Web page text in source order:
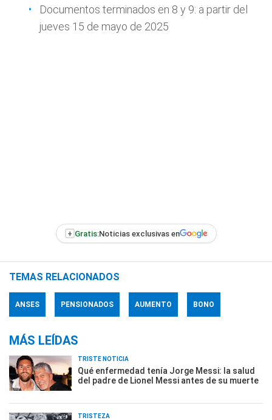
Documentos terminados en 8 y 9: a partir del
jueves 15 de mayo de 2025
+ Gratis:Noticias exclusivas en
TEMAS RELACIONADOS
ANSES PENSIONADOS AUMENTO BONO
MÁS LEÍDAS
TRISTE NOTICIA
Qué enfermedad tenía Jorge Messi: la salud
del padre de Lionel Messi antes de su muerte
TRISTEZA